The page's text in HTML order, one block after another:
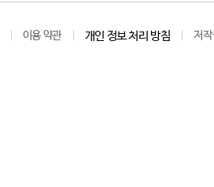
이용 약관 개인 정보 처리 방침 저